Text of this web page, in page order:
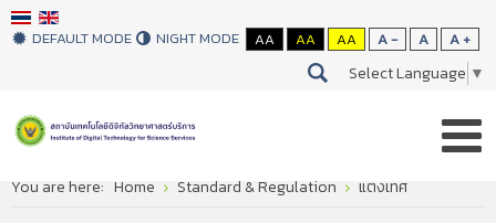
DEFAULT MODE NIGHT MODE AA AA AA A - A A +
Select Language ▼
You are here: Home Standard & Regulation แตงเทศ